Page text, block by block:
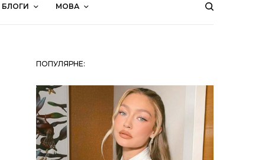
БЛОГИ МОВА
ПОПУЛЯРНЕ: